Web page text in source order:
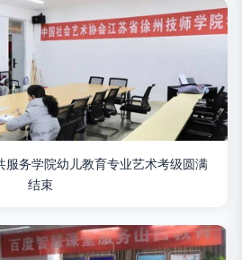
服务学院幼儿教育专业艺术考级圆满
结束